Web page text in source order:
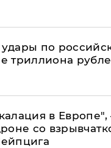
удары по
триллиона
в
со